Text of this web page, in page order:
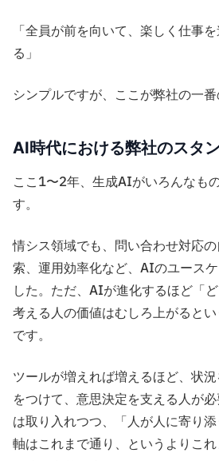
「全員が前を向いて、楽しく仕事
る」
シンプルですが、ここが弊社の一番
AI時代における弊社のスタ
ここ1〜2年、生成AIがいろんなも
す。
情シス領域でも、問い合わせ対応
索、運用効率化など、AIのユース
した。ただ、AIが進化するほど「
考える人の価値はむしろ上がると
です。
ツールが増えれば増えるほど、状
をつけて、意思決定を支える人が
は取り入れつつ、「人が人に寄り
軸はこれまで通り、というよりこ